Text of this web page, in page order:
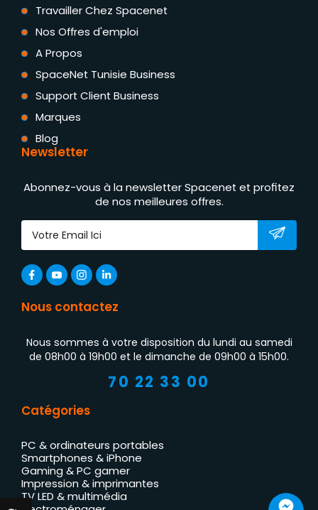
Travailler Chez Spacenet
Nos Offres d'emploi
A Propos
SpaceNet Tunisie Business
Support Client Business
Marques
Blog
Newsletter
Abonnez-vous à la newsletter Spacenet et profitez
de nos meilleures offres.
Nous contactez
Nous sommes à votre disposition du lundi au samedi
de 08h00 à 19h00 et le dimanche de 09h00 à 15h00.
70 22 33 00
Catégories
PC & ordinateurs portables
Smartphones & iPhone
Gaming & PC gamer
Impression & imprimantes
TV LED & multimédia